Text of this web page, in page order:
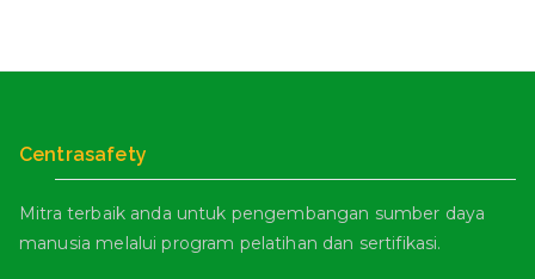
Centrasafety
Mitra terbaik anda untuk pengembangan sumber daya
manusia melalui program pelatihan dan sertifikasi.